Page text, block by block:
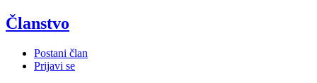
Članstvo
Postani član
Prijavi se